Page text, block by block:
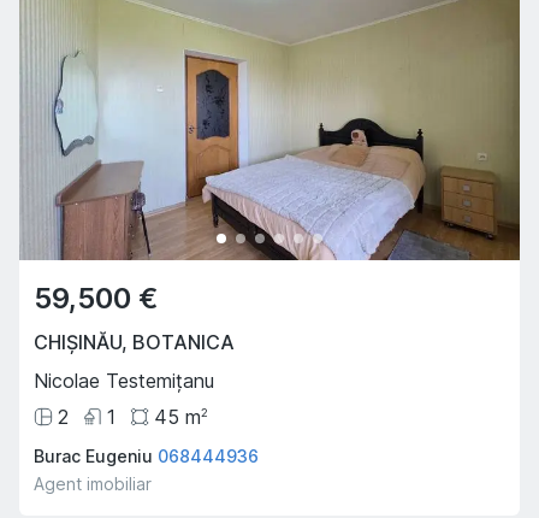
59,500 €
CHIȘINĂU, BOTANICA
Nicolae Testemițanu
2
1 45 m2
Burac Eugeniu 068444936
Agent imobiliar